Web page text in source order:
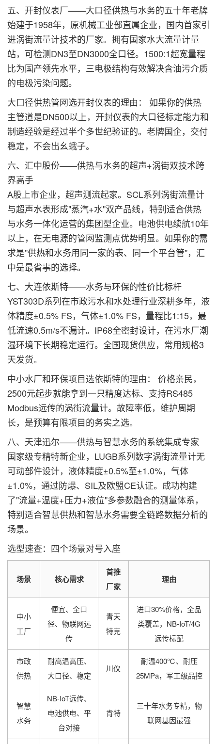
五、开封仪表厂——大口径供热与水务的五十年老牌
始建于1958年，原机械工业部直属企业，国内首家引
进涡街流量计技术的厂家。拥有国家水大流量计量
站，可检测DN3至DN3000全口径。1500:1超宽量程
比为国产领先水平，三电极结构有效解决含油污介质
的电极污染问题。
大口径供热管网选开封仪表的理由： 如果你的供热
主管道是DN500以上，开封仪表的大口径标定能力和
制造经验是经过半个多世纪验证的。老牌国企，交付
稳定，不会出幺蛾子。
六、汇中股份——供热与水务的超声+涡街双技术跨
界高手
A股上市企业，超声测流起家。SCL系列涡街流量计
与超声水表形成"蒸汽+水"双产品线，特别适合供热
与水务一体化运营的集团型企业。电池供电续航10年
以上，在无电源的管网监测点优势明显。如果你的需
求是"供热和水务用同一家的表、同一个平台管"，汇
中是最省事的选择。
七、大连依斯特——水务与环保的性价比标杆
YST303D系列在市政污水和水处理行业深耕多年，液
体精度±0.5% FS，气体±1.0% FS，量程比1:15，最
低流速0.5m/s不漏计。IP68全密封设计，在污水厂潮
湿环境下长期稳定运行。全国现货供应，常用规格3
天发货。
中小水厂和环保项目选依斯特的理由： 价格亲民，
2500元起步就能拿到一只精度达标、支持RS485
Modbus远传的涡街流量计。故障率低，维护周期
长，是预算有限项目的务实之选。
八、天津迅尔——供热与智慧水务的系统集成专家
国家级专精特新企业，LUGB系列数字涡街流量计无
可动部件设计，液体精度±0.5%至±1.0%，气体
±1.0%，通过防爆、SIL及欧盟CE认证。成功构建
了"流量+温度+压力+液位"多参数融合的测量体系，
特别适合智慧供热和智慧水务需要全链路数据分析的
场景。
选型速查：四个场景对号入座
场景 核心需求
首推
厂家
理由
中小
工厂
便宜、全口
径、物联网远
传
青天
特克
进口30%价格，全品
类覆盖，NB-IoT/4G
远传标配
市政
供热
耐高温高压、
大口径、稳定
川仪
耐温400℃、耐压
25MPa，军工级品控
智慧
水务
NB-IoT远传、
电池供电、平
台对接
肯特
三十年水务专精，物
联网基因最强